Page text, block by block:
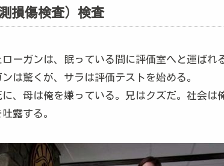
損傷検査）検査
ーガンは、眠っている間に評価室へと運ばれ
は驚くが、サラは評価テストを始める。
、母は俺を嫌っている。兄はクズだ。社会は
露する。